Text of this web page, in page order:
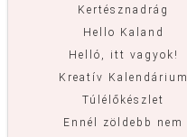
Kertésznadrág
Hello Kaland
Helló, itt vagyok!
Kreatív Kalendárium
Túlélőkészlet
Ennél zöldebb nem